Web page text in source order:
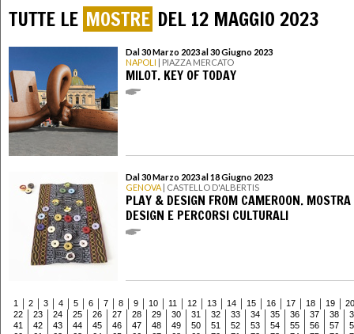
TUTTE LE MOSTRE DEL 12 MAGGIO 2023
Dal 30 Marzo 2023 al 30 Giugno 2023
NAPOLI | PIAZZA MERCATO
MILOT. KEY OF TODAY
Dal 30 Marzo 2023 al 18 Giugno 2023
GENOVA | CASTELLO D'ALBERTIS
PLAY & DESIGN FROM CAMEROON.
DESIGN E PERCORSI CULTURALI
1 2 3 4 5 6 7 8 9 10 11 12 13 14 15 16 17 18 19
20
22
23 24 25 26 27 28 29 30 31 32 33 34 35 36 37 38
41
42 43 44 45 46 47 48 49 50 51 52 53 54 55 56 57